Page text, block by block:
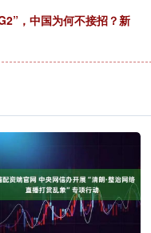
，中国为何不接招？新